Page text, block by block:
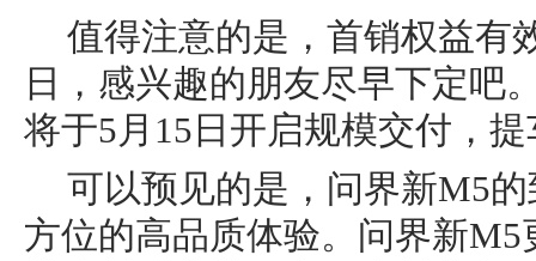
值得注意的是，首销权益有
日，感兴趣的朋友尽早下定吧
将于5月15日开启规模交付，
可以预见的是，问界新M5
方位的高品质体验。问界新